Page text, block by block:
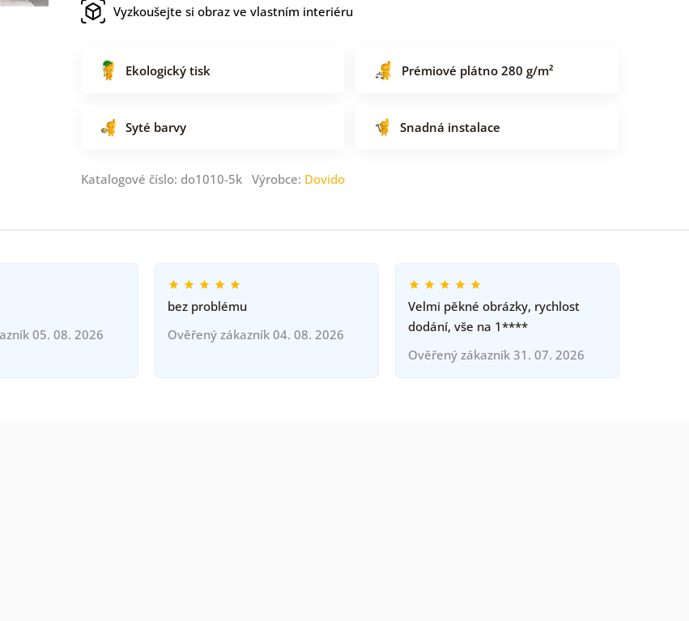
Vyzkoušejte si obraz ve vlastním interiéru
Ekologický tisk Prémiové plátno 280 g/m²
Syté barvy Snadná instalace
Katalogové číslo: do1010-5k Výrobce: Dovido
05. 08. 2026
bez problému
Ověřený zákazník 04. 08. 2026
Velmi pěkné obrázky, rychlost
dodání, vše na 1****
Ověřený zákazník 31. 07. 2026